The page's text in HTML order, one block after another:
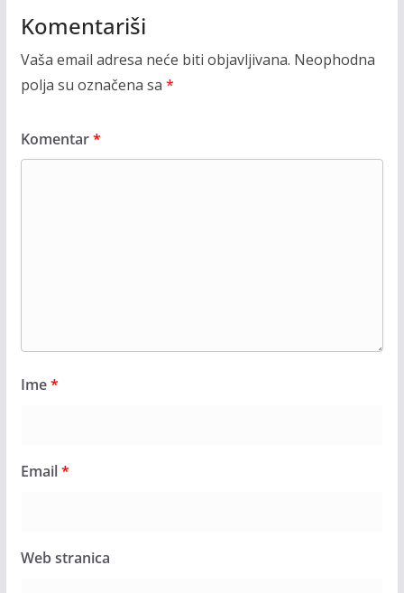
Komentariši
Vaša email adresa neće biti objavljivana. Neophodna
polja su označena sa *
Komentar*
Ime*
Email*
Web stranica